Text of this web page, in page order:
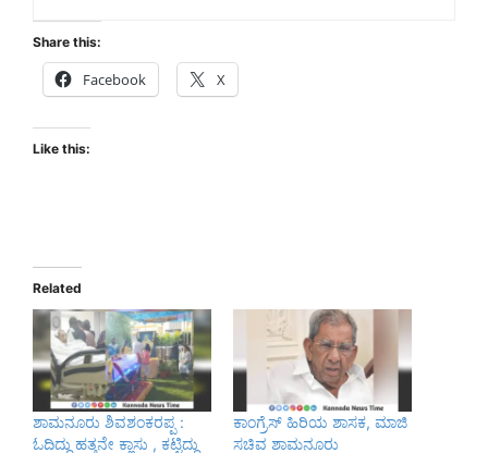
Share this:
Facebook X
Like this:
Related
ಶಾಮನೂರು ಶಿವಶಂಕರಪ್ಪ :
ಓದಿದ್ದು ಹತ್ತನೇ ಕ್ಲಾಸು , ಕಟ್ಟಿದ್ದು
ಕಾಂಗ್ರೆಸ್ ಹಿರಿಯ ಶಾಸಕ, ಮಾಜಿ
ಸಚಿವ ಶಾಮನೂರು